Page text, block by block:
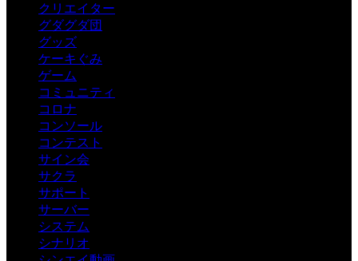
クリエイター
グダグダ団
グッズ
ケーキぐみ
ゲーム
コミュニティ
コロナ
コンソール
コンテスト
サイン会
サクラ
サポート
サーバー
システム
シナリオ